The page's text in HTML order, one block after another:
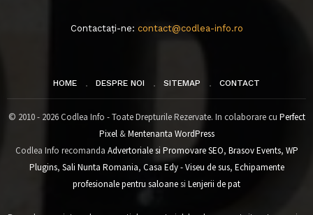
Contactați-ne: contact@codlea-info.ro
HOME DESPRE NOI SITEMAP CONTACT
© 2010 - 2026 Codlea Info - Toate Drepturile Rezervate. In colaborare cu Perfect
Pixel&Mentenanta WordPress
Codlea Info recomanda Advertoriale si Promovare SEO, Brasov Events, WP
Plugins, Sali Nunta Romania, Casa Edy - Viseu de sus, Echipamente
profesionale pentru saloanesi Lenjerii de pat